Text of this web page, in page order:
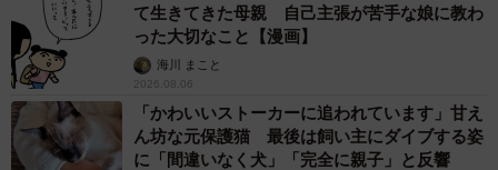
て生きてきた母親 自己主張が苦手な娘に教わ
った大切なこと【漫画】
海川 まこと
2026.08.06
「かわいいストーカーに追われています」甘え
ん坊な元保護猫 最後は飼い主にダイブする姿
に「間違いなく犬」「完全に親子」と反響